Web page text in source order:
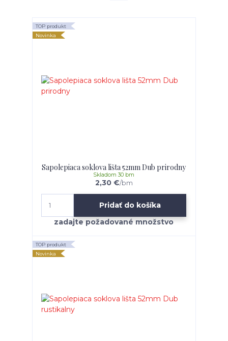
TOP produkt
Novinka
Sapolepiaca soklova lišta 52mm Dub prirodny
2,30 €/bm
Skladom 30 bm
Pridať do košíka
TOP produkt
Novinka